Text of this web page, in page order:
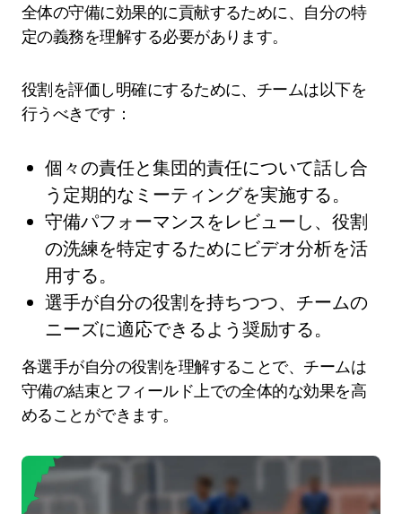
全体の守備に効果的に貢献するために、自分の特
定の義務を理解する必要があります。
役割を評価し明確にするために、チームは以下を
行うべきです：
個々の責任と集団的責任について話し合
う定期的なミーティングを実施する。
守備パフォーマンスをレビューし、役割
の洗練を特定するためにビデオ分析を活
用する。
選手が自分の役割を持ちつつ、チームの
ニーズに適応できるよう奨励する。
各選手が自分の役割を理解することで、チームは
守備の結束とフィールド上での全体的な効果を高
めることができます。